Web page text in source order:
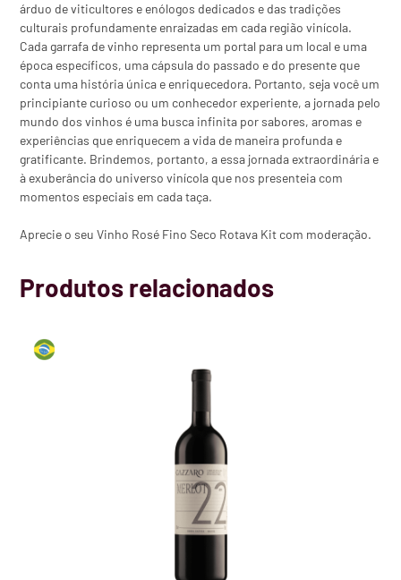
árduo de viticultores e enólogos dedicados e das tradições
culturais profundamente enraizadas em cada região vinícola.
Cada garrafa de vinho representa um portal para um local e uma
época específicos, uma cápsula do passado e do presente que
conta uma história única e enriquecedora. Portanto, seja você um
principiante curioso ou um conhecedor experiente, a jornada pelo
mundo dos vinhos é uma busca infinita por sabores, aromas e
experiências que enriquecem a vida de maneira profunda e
gratificante. Brindemos, portanto, a essa jornada extraordinária e
à exuberância do universo vinícola que nos presenteia com
momentos especiais em cada taça.
Aprecie o seu Vinho Rosé Fino Seco Rotava Kit com moderação.
Produtos relacionados